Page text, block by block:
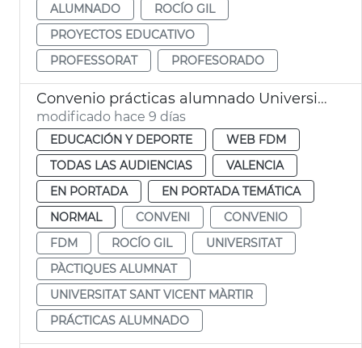
ALUMNADO
ROCÍO GIL
PROYECTOS EDUCATIVO
PROFESSORAT
PROFESORADO
Convenio prácticas alumnado Universidad Católica FDM València
modificado hace 9 días
EDUCACIÓN Y DEPORTE
WEB FDM
TODAS LAS AUDIENCIAS
VALENCIA
EN PORTADA
EN PORTADA TEMÁTICA
NORMAL
CONVENI
CONVENIO
FDM
ROCÍO GIL
UNIVERSITAT
PÀCTIQUES ALUMNAT
UNIVERSITAT SANT VICENT MÀRTIR
PRÁCTICAS ALUMNADO